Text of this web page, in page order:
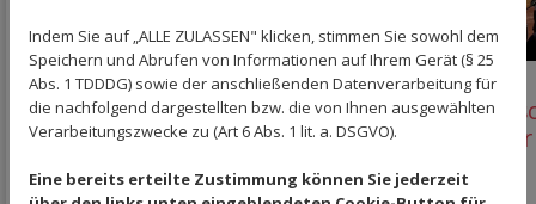
Einladung zum Tennis
Spanferkel-Grillfest
21. Juli 2026 21. Juli 2026
Indem Sie auf „ALLE ZULASSEN" klicken, stimmen Sie sowohl dem
Speichern und Abrufen von Informationen auf Ihrem Gerät (§ 25
Abs. 1 TDDDG) sowie der anschließenden Datenverarbeitung für
die nachfolgend dargestellten bzw. die von Ihnen ausgewählten
Verarbeitungszwecke zu (Art 6 Abs. 1 lit. a. DSGVO).
Eine bereits erteilte Zustimmung können Sie jederzeit